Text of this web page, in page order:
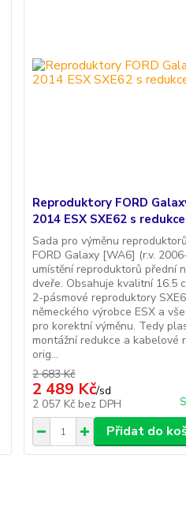
Reproduktory FORD
2014 ESX SXE62 s
Sada pro výměnu
FORD Galaxy [WA6] (r.v.
umístění reproduktorů přední
dveře. Obsahuje kvalitní 16.5
2-pásmové reproduktory
německého výrobce ESX a
pro korektní výměnu. Tedy
montážní redukce a kabelové
orig...
2 683 Kč
2 489 Kč/sd
2 057 Kč bez DPH
Přidat do